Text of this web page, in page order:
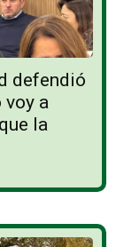
defendió
voy a
la